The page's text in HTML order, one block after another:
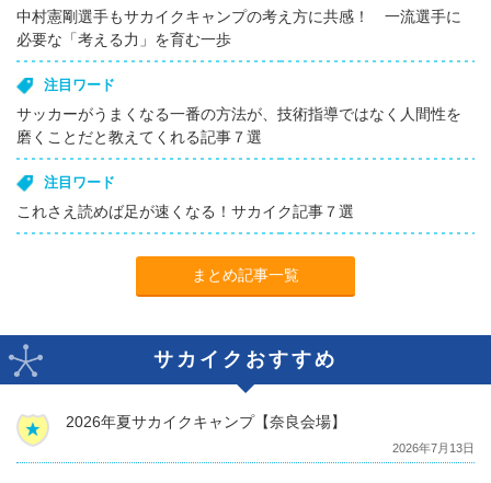
中村憲剛選手もサカイクキャンプの考え方に共感！ 一流選手に
必要な「考える力」を育む一歩
注目ワード
サッカーがうまくなる一番の方法が、技術指導ではなく人間性を
磨くことだと教えてくれる記事７選
注目ワード
これさえ読めば足が速くなる！サカイク記事７選
まとめ記事一覧
サカイクおすすめ
2026年夏サカイクキャンプ【奈良会場】
2026年7月13日